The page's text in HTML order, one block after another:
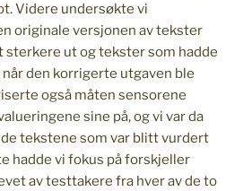
Videre undersøkte vi
originale versjonen av tekster
sterkere ut og tekster som hadde
den korrigerte utgaven ble
også måten sensorene
sine på, og vi var da
tekstene som var blitt vurdert
hadde vi fokus på forskjeller
av testtakere fra hver av de to